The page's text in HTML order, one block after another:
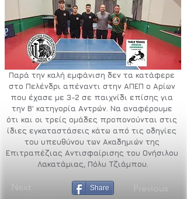
Παρά την καλή εμφάνιση δεν τα κατάφερε
στο Πελένδρι απέναντι στην ΑΠΕΠ ο Αρίων
που έχασε με 3-2 σε παιχνίδι επίσης για
την Β’ κατηγορία Αντρών. Να αναφέρουμε
ότι και οι τρείς ομάδες προπονούνται στις
ίδιες εγκαταστάσεις κάτω από τις οδηγίες
του υπευθύνου των Ακαδημιών της
Επιτραπέζιας Αντισφαίρισης του Ονήσιλου
Λακατάμιας, Πόλυ Τζιάμπου.
Next Share Previous